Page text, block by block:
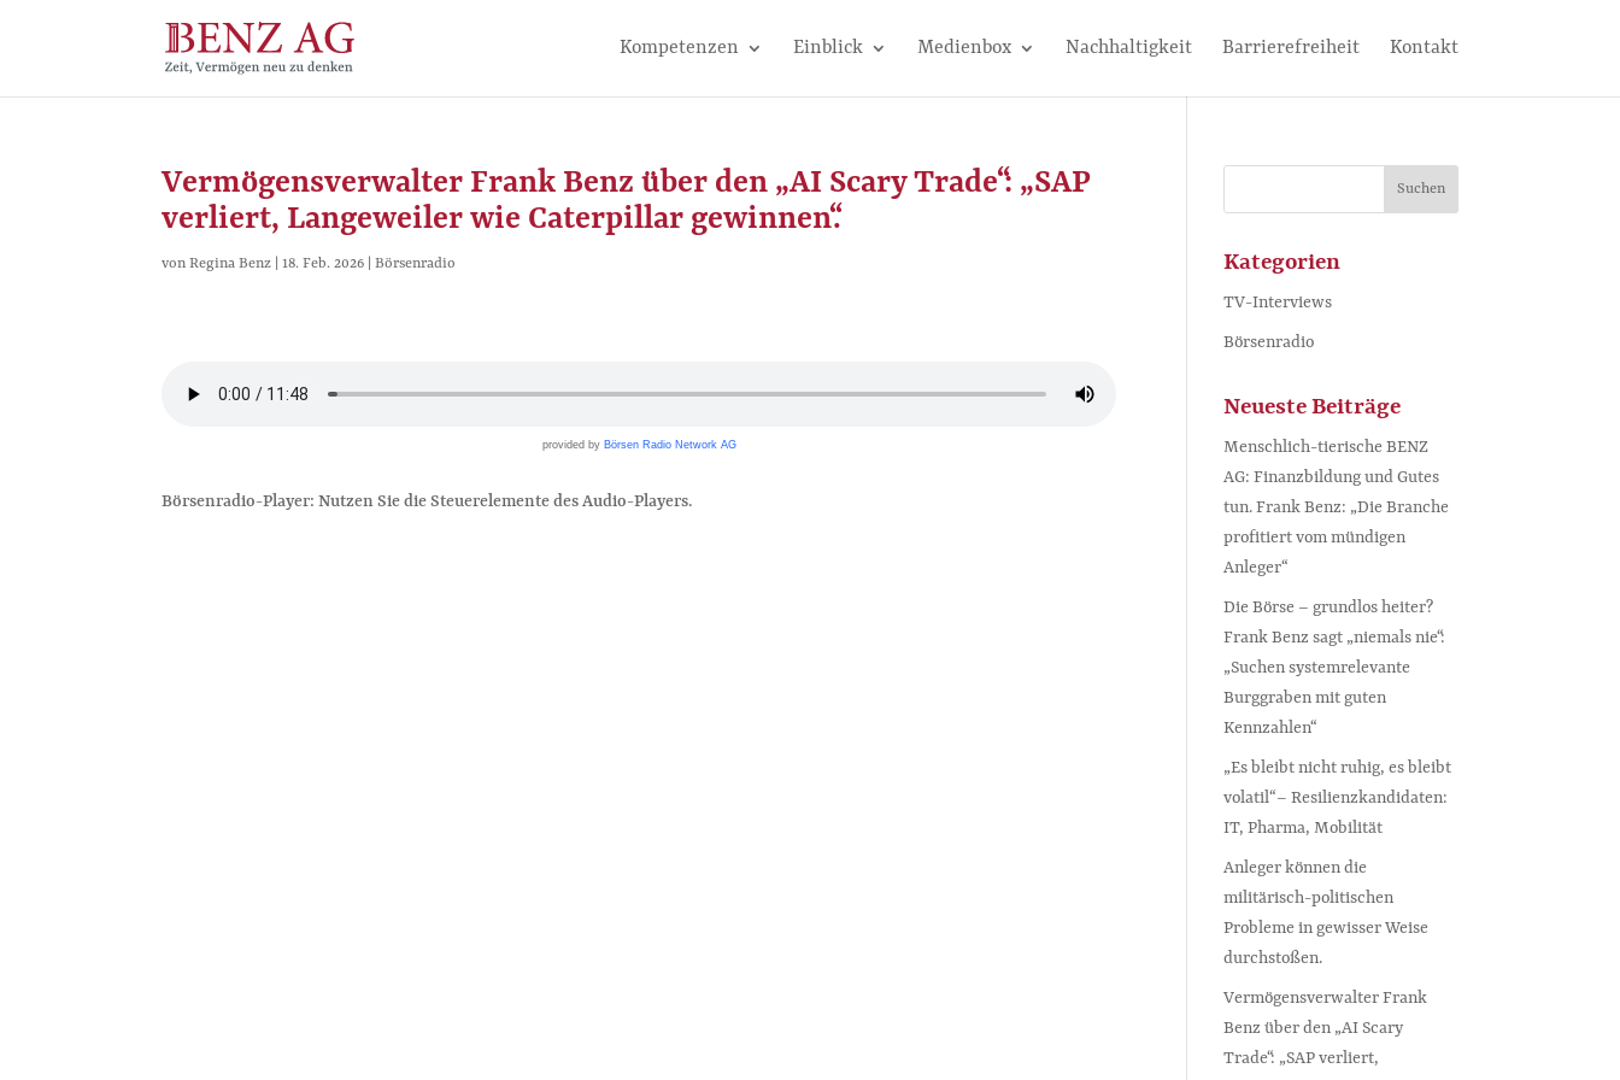
Kompetenzen Einblick Medienbox Nachhaltigkeit Barrierefreiheit Kontakt
Vermögensverwalter Frank Benz über den „AI Scary Trade“: „SAP
verliert, Langeweiler wie Caterpillar gewinnen“.
vonRegina Benz |18. Feb. 2026 |Börsenradio
provided by Börsen Radio Network AG
Börsenradio-Player: Nutzen Sie die Steuerelemente des Audio-Players.
Kategorien
TV-Interviews
Börsenradio
Neueste Beiträge
Menschlich-tierische BENZ
AG: Finanzbildung und Gutes
tun. Frank Benz: „Die Branche
profitiert vom mündigen
Anleger“
Die Börse – grundlos heiter?
Frank Benz sagt „niemals nie“:
„Suchen systemrelevante
Burggraben mit guten
Kennzahlen“
„Es bleibt nicht ruhig, es bleibt
volatil“ – Resilienzkandidaten:
IT, Pharma, Mobilität
Anleger können die
militärisch-politischen
Probleme in gewisser Weise
durchstoßen.
Vermögensverwalter Frank
Benz über den „AI Scary
Trade“: „SAP verliert,